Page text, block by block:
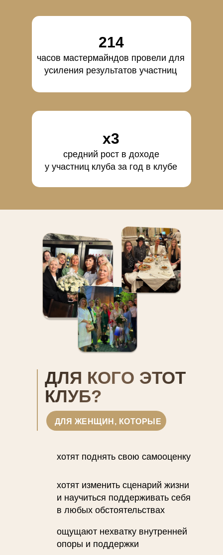
часов мастермайндов провели для
усиления результатов участниц
214
средний рост в доходе
у участниц клуба за год в клубе
х3
ДЛЯ КОГО ЭТОТ
КЛУБ?
хотят изменить сценарий жизни
и научиться поддерживать себя
в любых обстоятельствах
ДЛЯ ЖЕНЩИН, КОТОРЫЕ
ощущают нехватку внутренней
опоры и поддержки
хотят поднять свою самооценку